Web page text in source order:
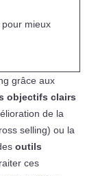
pour mieux
grâce aux
objectifs clairs
de la
selling) ou la
outils
ces